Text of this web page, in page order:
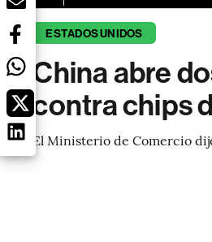
ESTADOS UNIDOS
China abre
contra chips
El Ministerio de Comercio